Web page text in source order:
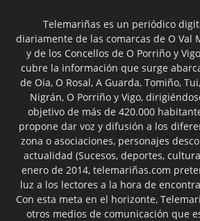
Telemariñas es un periódico
diariamente de las comarcas de O Val
y de los Concellos de O Porriño y
cubre la información que surge
de Oia, O Rosal, A Guarda, Tomiño,
Nigrán, O Porriño y Vigo,
objetivo de más de 420.000
propone dar voz y difusión a los
zona o asociaciones, personajes
actualidad (Sucesos, deportes,
enero de 2014, telemariñas.com
luz a los lectores a la hora de
Con esta meta en el horizonte,
otros medios de comunicación que